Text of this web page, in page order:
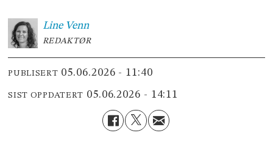
Line Venn
REDAKTØR
PUBLISERT 05.06.2026 - 11:40
SIST OPPDATERT 05.06.2026 - 14:11